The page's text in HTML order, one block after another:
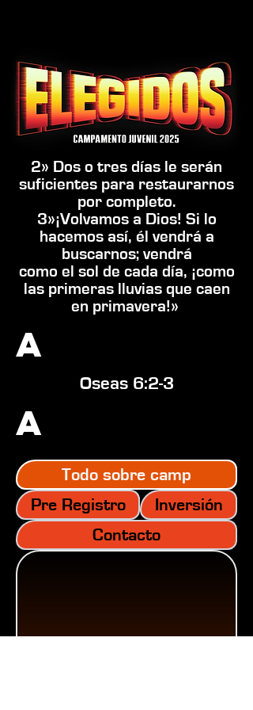
2» Dos o tres días le serán
suficientes para restaurarnos
por completo.
3»¡Volvamos a Dios! Si lo
hacemos así, él vendrá a
buscarnos; vendrá
como el sol de cada día, ¡como
las primeras lluvias que caen
en primavera!»
A
Oseas 6:2-3
A
Todo sobre camp
Pre Registro
Inversión
Contacto